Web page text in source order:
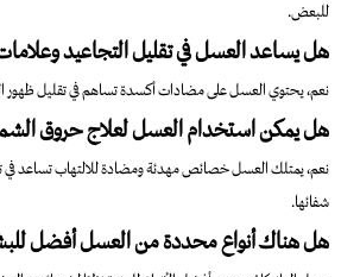
للبعض.
هل يساعد العسل في تقليل التجاعيد
نعم، يحتوي العسل على مضادات أكسدة تساهم في تقليل ظهور
هل يمكن استخدام العسل لعلاج حروق
نعم، يمتلك العسل خصائص مهدئة ومضادة للالتهاب تساعد
شفائها.
هل هناك أنواع محددة من العسل أفضل